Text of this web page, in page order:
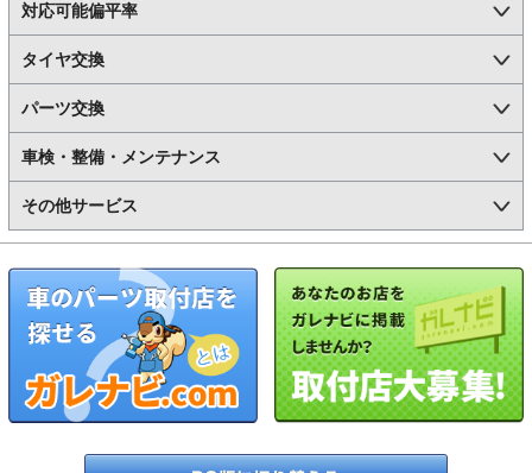
対応可能偏平率
タイヤ交換
パーツ交換
車検・整備・メンテナンス
その他サービス